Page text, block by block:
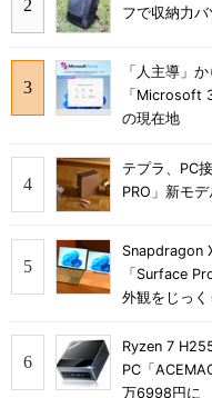
フで収納力
「人主導」
「Microsoft
の現在地
テプラ、PC
PRO」新モデ
Snapdragon
「Surface
外観をじっ
Ryzen 7
PC「
万6998円に